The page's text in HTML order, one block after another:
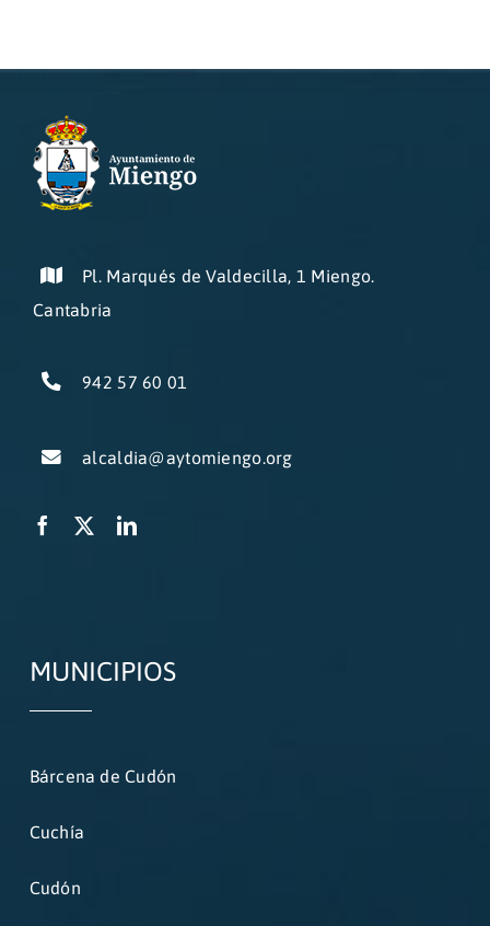
Pl. Marqués de Valdecilla, 1 Miengo.
Cantabria
942 57 60 01
alcaldia@aytomiengo.org
MUNICIPIOS
Bárcena de Cudón
Cuchía
Cudón